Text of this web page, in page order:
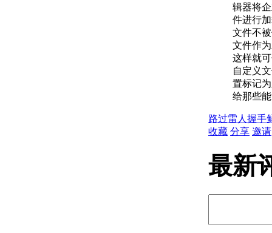
辑器将
件进行
文件不
文件作
这样就
自定义
置标记
给那些
路过雷人 握手
收藏 分享 邀请
最新